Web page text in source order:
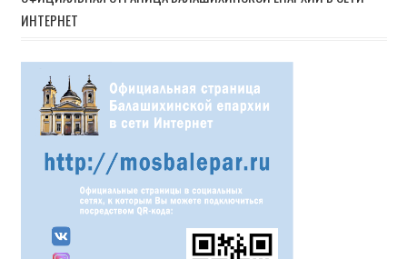
записям
ИНТЕРНЕТ